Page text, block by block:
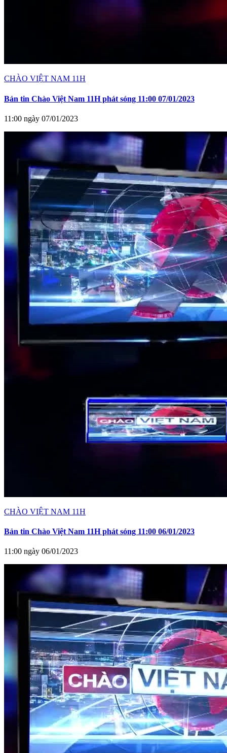
CHÀO VIỆT NAM 11H
Bản tin Chào Việt Nam 11H phát sóng 11:00 07/01/2023
11:00 ngày 07/01/2023
CHÀO VIỆT NAM 11H
Bản tin Chào Việt Nam 11H phát sóng 11:00 06/01/2023
11:00 ngày 06/01/2023